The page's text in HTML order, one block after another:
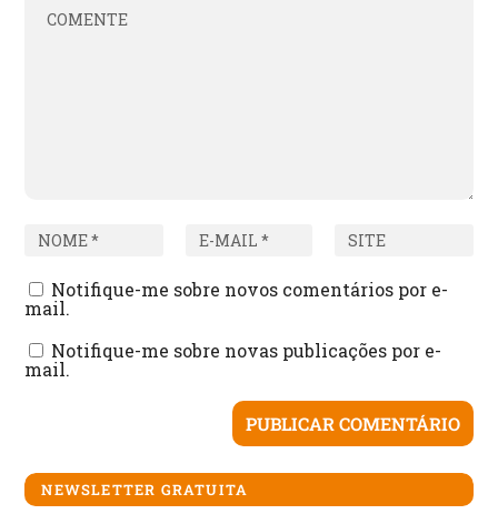
Notifique-me sobre novos comentários por e-
mail.
Notifique-me sobre novas publicações por e-
mail.
NEWSLETTER GRATUITA